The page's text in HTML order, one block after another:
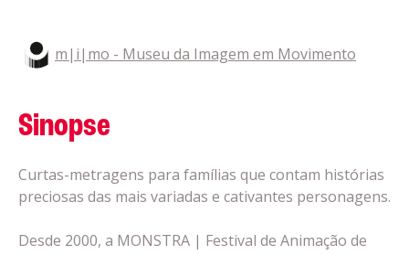
m|i|mo - Museu da Imagem em Movimento
Sinopse
Curtas-metragens para famílias que contam histórias
preciosas das mais variadas e cativantes personagens.
Desde 2000, a MONSTRA | Festival de Animação de